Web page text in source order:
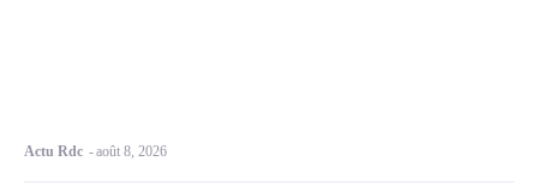
Actu Rdc -août 8, 2026